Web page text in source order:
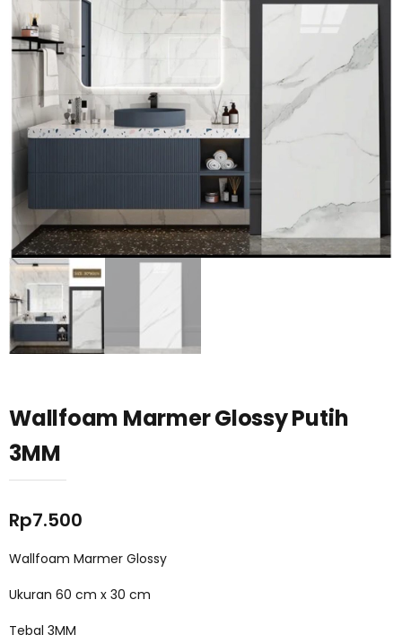
Wallfoam Marmer Glossy Putih
3MM
Rp7.500
Wallfoam Marmer Glossy
Ukuran 60 cm x 30 cm
Tebal 3MM